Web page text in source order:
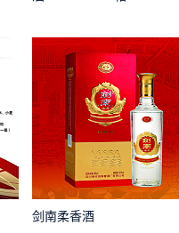
剑南柔香酒